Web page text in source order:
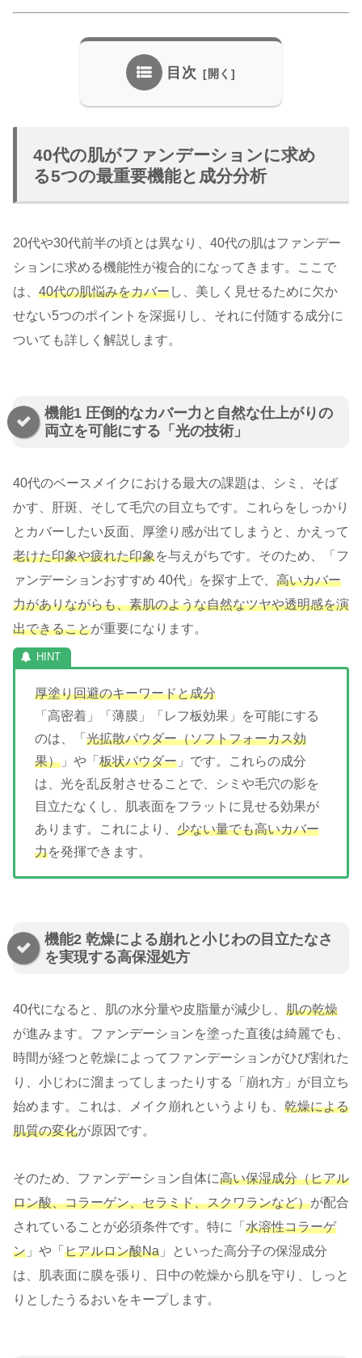
目次
40代の肌がファンデーションに求め
る5つの最重要機能と成分分析
20代や30代前半の頃とは異なり、40代の肌はファンデー
ションに求める機能性が複合的になってきます。ここで
は、 40代の肌悩みをカバーし、美しく見せるために欠か
せない5つのポイントを深掘りし、それに付随する成分に
ついても詳しく解説します。
機能1 圧倒的なカバー力と自然な仕上がりの
両立を可能にする「光の技術」
40代のベースメイクにおける最大の課題は、シミ、そば
かす、肝斑、そして毛穴の目立ちです。これらをしっかり
とカバーしたい反面、厚塗り感が出てしまうと、かえって
老けた印象や疲れた印象を与えがちです。そのため、「フ
ァンデーションおすすめ 40代」を探す上で、 高いカバー
力がありながらも、素肌のような自然なツヤや透明感を演
出できることが重要になります。
厚塗り回避のキーワードと成分
「高密着」「薄膜」「レフ板効果」を可能にする
のは、「 光拡散パウダー（ソフトフォーカス効
果） 」や「 板状パウダー 」です。これらの成分
は、光を乱反射させることで、シミや毛穴の影を
目立たなくし、肌表面をフラットに見せる効果が
あります。これにより、 少ない量でも高いカバー
力を発揮できます。
機能2 乾燥による崩れと小じわの目立たなさ
を実現する高保湿処方
40代になると、肌の水分量や皮脂量が減少し、 肌の乾燥
が進みます。ファンデーションを塗った直後は綺麗でも、
時間が経つと乾燥によってファンデーションがひび割れた
り、小じわに溜まってしまったりする「崩れ方」が目立ち
始めます。これは、メイク崩れというよりも、 乾燥による
肌質の変化が原因です。
そのため、ファンデーション自体に高い保湿成分（ヒアル
ロン酸、コラーゲン、セラミド、スクワランなど）が配合
されていることが必須条件です。特に「 水溶性コラーゲ
ン 」や「 ヒアルロン酸Na 」といった高分子の保湿成分
は、肌表面に膜を張り、日中の乾燥から肌を守り、しっと
りとしたうるおいをキープします。